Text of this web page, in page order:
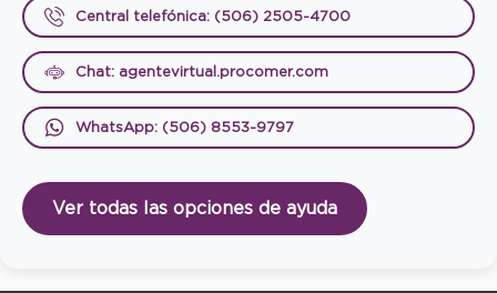
Central telefónica: (506) 2505-4700
Chat: agentevirtual.procomer.com
WhatsApp: (506) 8553-9797
Ver todas las opciones de ayuda